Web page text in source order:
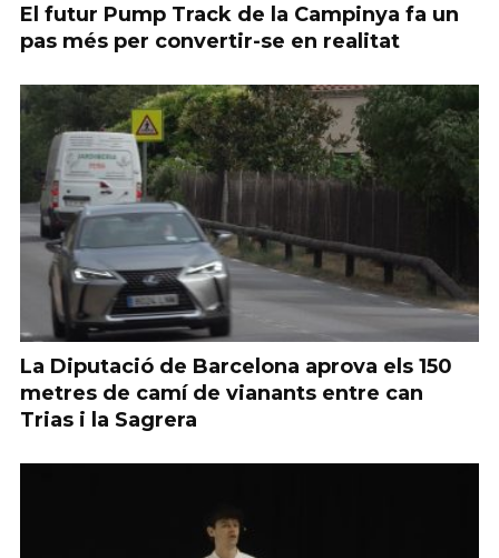
El futur Pump Track de la Campinya fa un
pas més per convertir-se en realitat
La Diputació de Barcelona aprova els 150
metres de camí de vianants entre can
Trias i la Sagrera